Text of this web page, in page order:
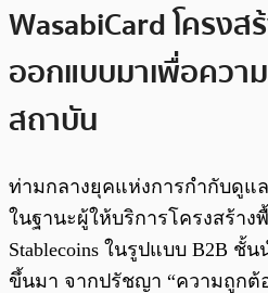
WasabiCard โครง
ออกแบบมาเพื่อควา
สถาบัน
ท่ามกลางยุคแห่งการกำกับดูแ
ในฐานะผู้ให้บริการโครงสร้าง
Stablecoins ในรูปแบบ B2B ชั้
ขึ้นมา จากปรัชญา “ความถูกต้